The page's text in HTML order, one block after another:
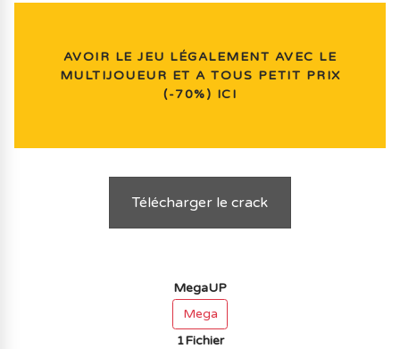
AVOIR LE JEU LÉGALEMENT AVEC LE
MULTIJOUEUR ET A TOUS PETIT PRIX
(-70%) ICI
Télécharger le crack
MegaUP
Mega
1Fichier